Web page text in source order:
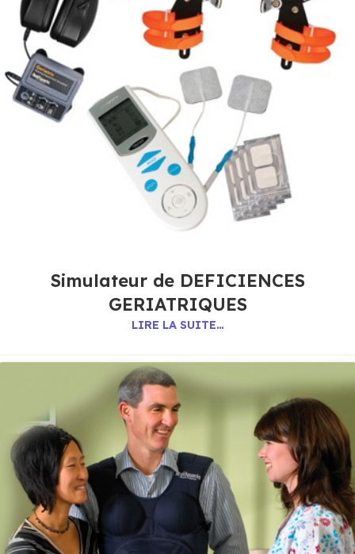
Simulateur de DEFICIENCES
GERIATRIQUES
LIRE LA SUITE…